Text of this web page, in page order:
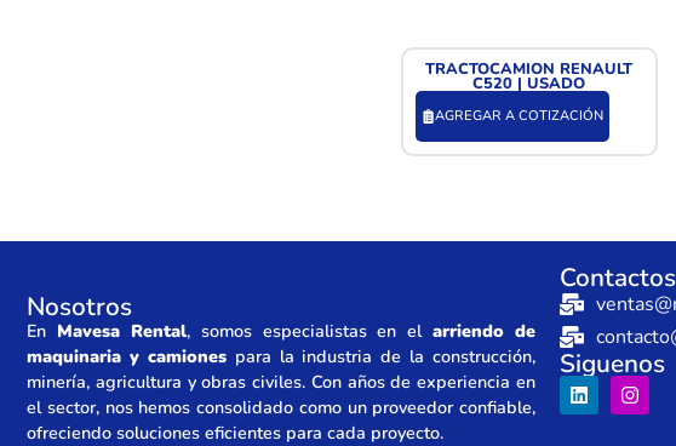
TRACTOCAMION RENAULT
C520 | USADO
AGREGAR A COTIZACIÓN
Nosotros
En Mavesa Rental, somos especialistas en elarriendo de
maquinaria y camionespara la industria de la construcción,
minería, agricultura y obras civiles. Con años de experiencia en
el sector, nos hemos consolidado como un proveedor confiable,
ofreciendo soluciones eficientes para cada proyecto.
Contactos
Siguenos